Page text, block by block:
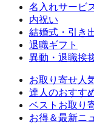
名入れサービ
内祝い
結婚式・引き
退職ギフト
異動・退職挨
お取り寄せ人
達人のおすす
ベストお取り
お得＆最新ニ